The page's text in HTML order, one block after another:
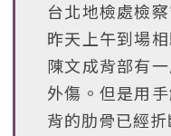
台北地檢處檢
昨天上午到場
陳文成背部有
外傷。但是用
背的肋骨已經